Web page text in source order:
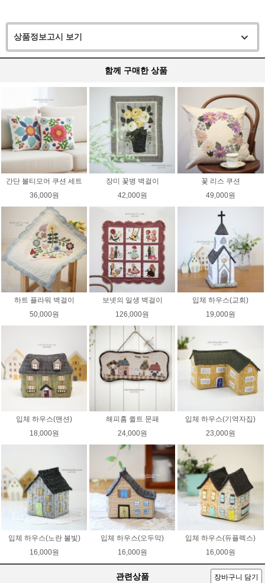
상품정보고시 보기
함께 구매한 상품
간단 볼티모어 쿠션 세트
36,000원
장미 꽃병 벽걸이
42,000원
꽃 리스 쿠션
49,000원
하트 플라워 벽걸이
50,000원
보넷의 일생 벽걸이
126,000원
입체 하우스(교회)
19,000원
입체 하우스(맨션)
18,000원
해피홈 퀼트 문패
24,000원
입체 하우스(기역자집)
23,000원
입체 하우스(노란 불빛)
16,000원
입체 하우스(오두막)
16,000원
입체 하우스(듀플렉스)
16,000원
관련상품 장바구니 담기